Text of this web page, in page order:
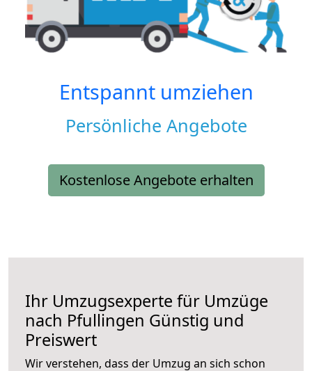
Entspannt umziehen
Persönliche Angebote
Kostenlose Angebote erhalten
Ihr Umzugsexperte für Umzüge
nach Pfullingen Günstig und
Preiswert
Wir verstehen, dass der Umzug an sich schon